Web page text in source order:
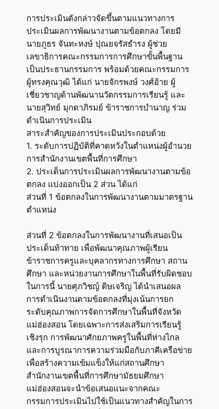
การประเมินดังกล่าวจัดขึ้นตามแนวทางการ
ประเมินผลการพัฒนางานตามข้อตกลง โดยมี
นายภูธร จันทะหงษ์ ปุณยจรัสธำรง ผู้ช่วย
เลขาธิการคณะกรรมการการศึกษาขั้นพื้นฐาน
เป็นประธานกรรมการ พร้อมด้วยคณะกรรมการ
ผู้ทรงคุณวุฒิ ได้แก่ นายจักรพงษ์ วงศ์อ้าย ผู้
เชี่ยวชาญด้านพัฒนานวัตกรรมการเรียนรู้ และ
นายสุวิทย์ มุกดาภิรมย์ ข้าราชการบำนาญ ร่วม
ดำเนินการประเมิน
สาระสำคัญของการประเมินประกอบด้วย
1. ระดับการปฏิบัติที่คาดหวังในตำแหน่งผู้อำนวย
การสำนักงานเขตพื้นที่การศึกษา
2. ประเด็นการประเมินผลการพัฒนางานตามข้อ
ตกลง แบ่งออกเป็น 2 ส่วน ได้แก่
ส่วนที่ 1 ข้อตกลงในการพัฒนางานตามมาตรฐาน
ตำแหน่ง
ส่วนที่ 2 ข้อตกลงในการพัฒนางานที่เสนอเป็น
ประเด็นท้าทาย เพื่อพัฒนาคุณภาพผู้เรียน
ข้าราชการครูและบุคลากรทางการศึกษา สถาน
ศึกษา และหน่วยงานการศึกษาในพื้นที่รับผิดชอบ
ในการนี้ นายศุภวิชญ์ ดิษเจริญ ได้นำเสนอผล
การดำเนินงานตามข้อตกลงที่มุ่งเน้นการยก
ระดับคุณภาพการจัดการศึกษาในพื้นที่จังหวัด
แม่ฮ่องสอน โดยเฉพาะการส่งเสริมการเรียนรู้
เชิงรุก การพัฒนาศักยภาพครูในพื้นที่ห่างไกล
และการบูรณาการความร่วมมือกับภาคีเครือข่าย
เพื่อสร้างความเข้มแข็งให้แก่สถานศึกษา
สำนักงานเขตพื้นที่การศึกษามัธยมศึกษา
แม่ฮ่องสอนจะนำข้อเสนอแนะจากคณะ
กรรมการประเมินไปใช้เป็นแนวทางสำคัญในการ